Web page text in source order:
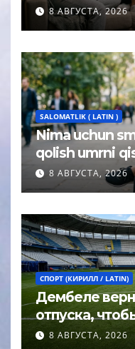
8 АВГУСТА, 2026
SALOMATLIK ( LATIN )
Nima uchun smartfonga bog’lanib
qolish umrni
psixolog javobi
8 АВГУСТА, 2026
СПОРТ (КИРИЛЛ / LATIN)
Дембеле
отпуска,
Суперкубке
8 АВГУСТА, 2026